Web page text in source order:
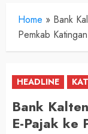
Home » Bank
Pemkab Katingan
HEADLINE
Bank
E-Pajak ke